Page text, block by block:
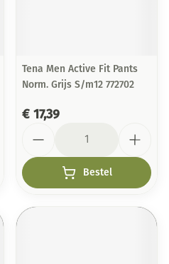
Tena Men Active Fit Pants
Norm. Grijs S/m12 772702
€ 17,39
Bestel